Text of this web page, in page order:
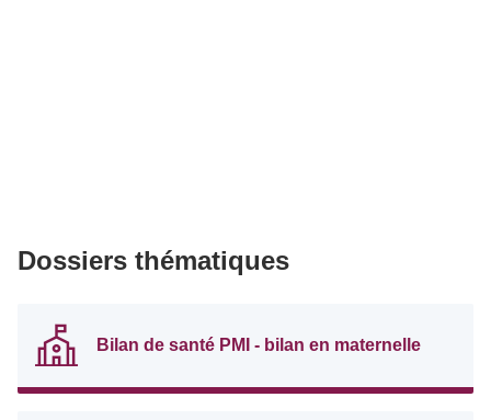
Dossiers thématiques
Bilan de santé PMI - bilan en maternelle